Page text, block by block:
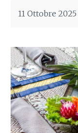
11 Ottobre 2025